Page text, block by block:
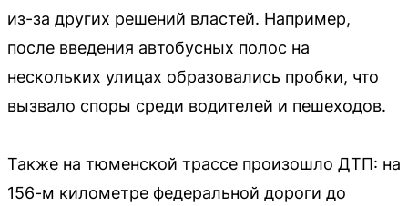
из-за других решений властей. Например,
после введения автобусных полос на
нескольких улицах образовались пробки, что
вызвало споры среди водителей и пешеходов.
Также на тюменской трассе произошло ДТП: на
156-м километре федеральной дороги до